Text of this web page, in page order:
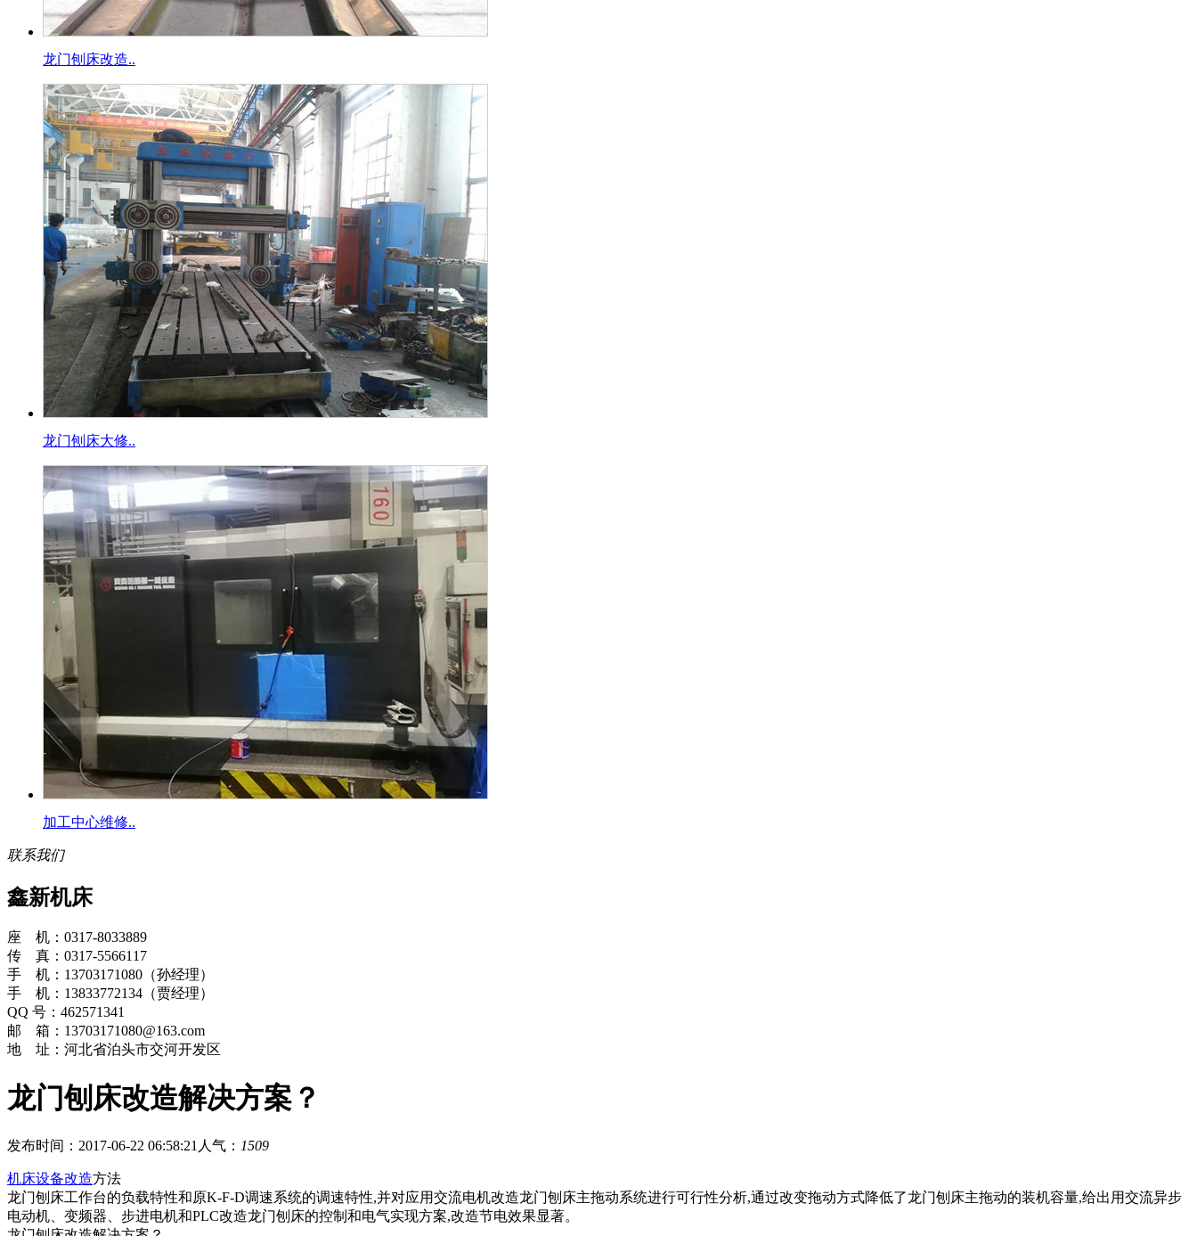
龙门刨床改造..
龙门刨床大修..
加工中心维修..
联系我们
鑫新机床
座 机：0317-8033889
传 真：0317-5566117
手 机：13703171080（孙经理）
手 机：13833772134（贾经理）
QQ 号：462571341
邮 箱：13703171080@163.com
地 址：河北省泊头市交河开发区
龙门刨床改造解决方案？
发布时间：2017-06-22 06:58:21 人气： 1509
机床设备改造方法
龙门刨床工作台的负载特性和原K-F-D调速系统的调速特性,并对应用交流电机改造龙门刨床主拖动系统进行可行性分析,通过改变拖动方式降低了龙门刨床主拖动的装机容量,给出用交流异步
电动机、变频器、步进电机和PLC改造龙门刨床的控制和电气实现方案,改造节电效果显著。